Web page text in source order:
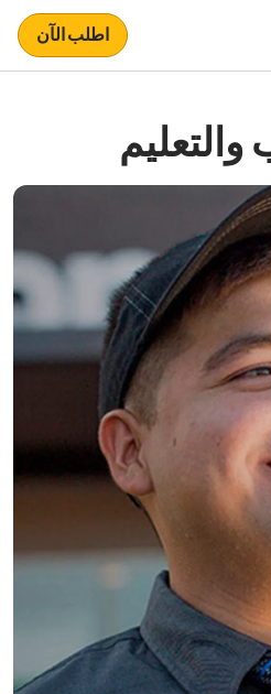
اطلب الآن
والتعليم